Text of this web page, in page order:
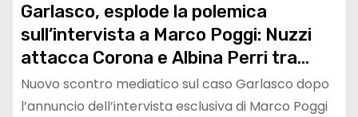
Garlasco, esplode la polemica
sull’intervista a Marco Poggi: Nuzzi
attacca Corona e Albina Perri tra
accuse, fake news e minacce di
querela
Nuovo scontro mediatico sul caso Garlasco dopo
l’annuncio dell’intervista esclusiva di Marco Poggi